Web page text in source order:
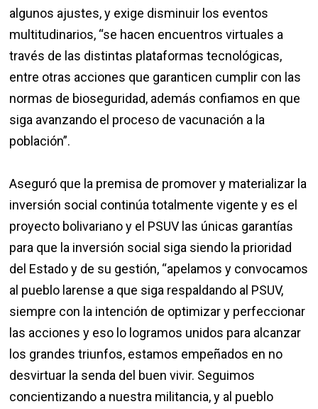
algunos ajustes, y exige disminuir los eventos
multitudinarios, “se hacen encuentros virtuales a
través de las distintas plataformas tecnológicas,
entre otras acciones que garanticen cumplir con las
normas de bioseguridad, además confiamos en que
siga avanzando el proceso de vacunación a la
población”.
Aseguró que la premisa de promover y materializar la
inversión social continúa totalmente vigente y es el
proyecto bolivariano y el PSUV las únicas garantías
para que la inversión social siga siendo la prioridad
del Estado y de su gestión, “apelamos y convocamos
al pueblo larense a que siga respaldando al PSUV,
siempre con la intención de optimizar y perfeccionar
las acciones y eso lo logramos unidos para alcanzar
los grandes triunfos, estamos empeñados en no
desvirtuar la senda del buen vivir. Seguimos
concientizando a nuestra militancia, y al pueblo